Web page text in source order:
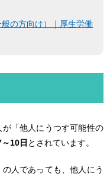
の方向け）｜厚生労働
「他人にうつす可能性の
10日 とされています。
人であっても、他人にう